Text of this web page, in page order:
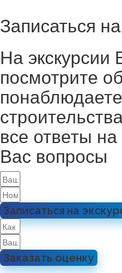
Записаться
На экскурсии
посмотрите
все ответы
Вас вопросы
Записаться на
Заказать оценку